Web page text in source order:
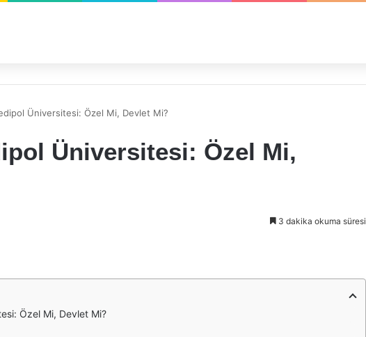
Üniversitesi: Özel Mi, Devlet Mi?
Üniversitesi: Özel Mi,
3 dakika okuma süresi
Özel Mi, Devlet Mi?